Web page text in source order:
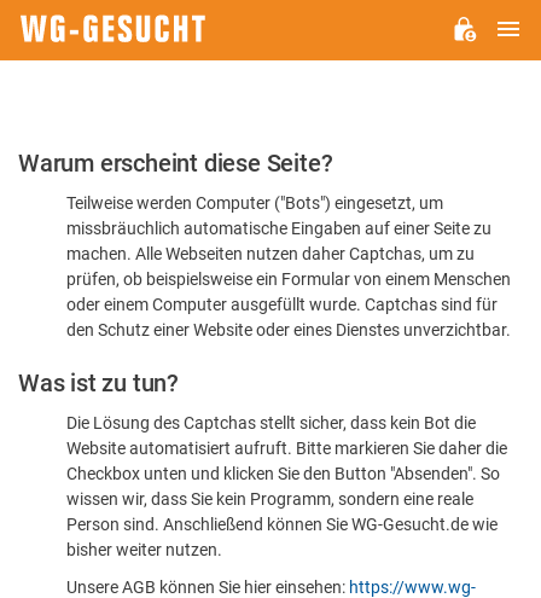
Bitte
dass
sind
Warum erscheint diese Seite?
Teilweise werden Computer ("Bots") eingesetzt, um
missbräuchlich automatische Eingaben auf einer Seite zu
machen. Alle Webseiten nutzen daher Captchas, um zu
prüfen, ob beispielsweise ein Formular von einem Menschen
oder einem Computer ausgefüllt wurde. Captchas sind für
den Schutz einer Website oder eines Dienstes unverzichtbar.
Was ist zu tun?
Die Lösung des Captchas stellt sicher, dass kein Bot die
Website automatisiert aufruft. Bitte markieren Sie daher die
Checkbox unten und klicken Sie den Button "Absenden". So
wissen wir, dass Sie kein Programm, sondern eine reale
Person sind. Anschließend können Sie WG-Gesucht.de wie
bisher weiter nutzen.
Unsere AGB können Sie hier einsehen: https://www.wg-